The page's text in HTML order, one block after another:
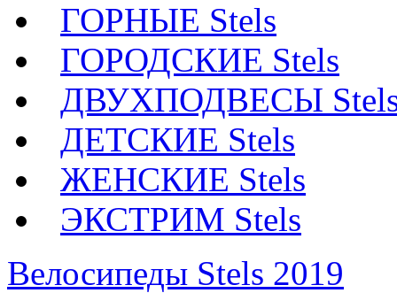
ГОРНЫЕ Stels
ГОРОДСКИЕ Stels
ДВУХПОДВЕСЫ
ДЕТСКИЕ Stels
ЖЕНСКИЕ Stels
ЭКСТРИМ Stels
Велосипеды Stels 2019